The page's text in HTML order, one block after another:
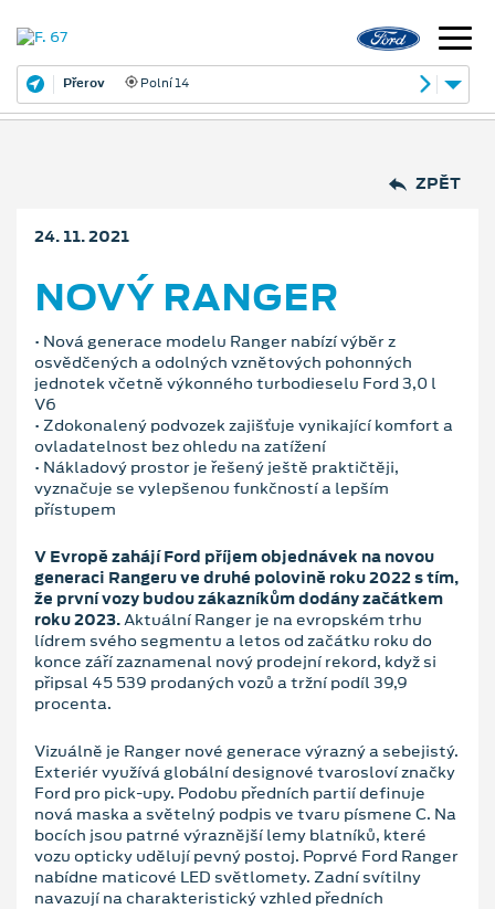
Přerov Polní 14
ZPĚT
24. 11. 2021
NOVÝ RANGER
• Nová generace modelu Ranger nabízí výběr z
osvědčených a odolných vznětových pohonných
jednotek včetně výkonného turbodieselu Ford 3,0 l
V6
• Zdokonalený podvozek zajišťuje vynikající komfort a
ovladatelnost bez ohledu na zatížení
• Nákladový prostor je řešený ještě praktičtěji,
vyznačuje se vylepšenou funkčností a lepším
přístupem
V Evropě zahájí Ford příjem objednávek na novou
generaci Rangeru ve druhé polovině roku 2022 s tím,
že první vozy budou zákazníkům dodány začátkem
roku 2023.Aktuální Ranger je na evropském trhu
lídrem svého segmentu a letos od začátku roku do
konce září zaznamenal nový prodejní rekord, když si
připsal 45 539 prodaných vozů a tržní podíl 39,9
procenta.
Vizuálně je Ranger nové generace výrazný a sebejistý.
Exteriér využívá globální designové tvarosloví značky
Ford pro pick-upy. Podobu předních partií definuje
nová maska a světelný podpis ve tvaru písmene C. Na
bocích jsou patrné výraznější lemy blatníků, které
vozu opticky udělují pevný postoj. Poprvé Ford Ranger
nabídne maticové LED světlomety. Zadní svítilny
navazují na charakteristický vzhled předních